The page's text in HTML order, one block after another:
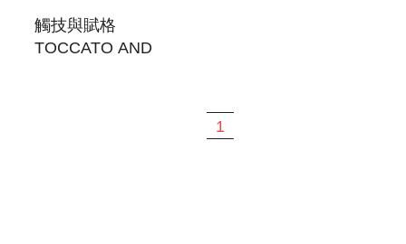
觸技與賦格
TOCCATO AND
1